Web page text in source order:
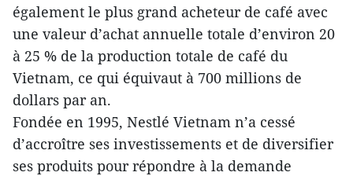
également le plus grand acheteur de café avec
une valeur d’achat annuelle totale d’environ 20
à 25 % de la production totale de café du
Vietnam, ce qui équivaut à 700 millions de
dollars par an.
Fondée en 1995, Nestlé Vietnam n’a cessé
d’accroître ses investissements et de diversifier
ses produits pour répondre à la demande